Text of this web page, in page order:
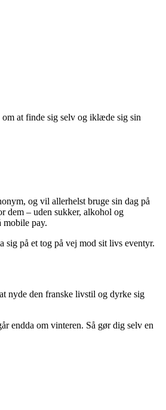
om at finde sig selv og iklæde sig sin
og vil allerhelst bruge sin dag på
dem – uden sukker, alkohol og
mobile pay.
sig på et tog på vej mod sit livs eventyr.
nyde den franske livstil og dyrke sig
endda om vinteren. Så gør dig selv en